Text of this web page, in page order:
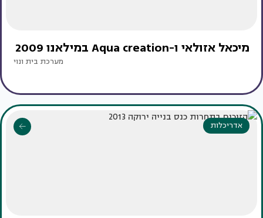
מיכאל אזולאי ו-Aqua creation במילאנו 2009
מערכת בית ונוי
אדריכלות